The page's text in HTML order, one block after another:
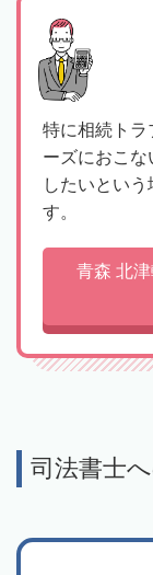
特に相続トラ
ーズにおこ
したいとい
す。
青森 北
司法書士